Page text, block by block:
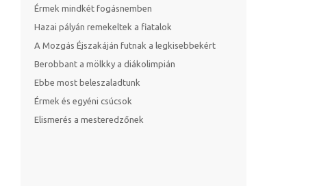
Érmek mindkét fogásnemben
Hazai pályán remekeltek a fiatalok
A Mozgás Éjszakáján futnak a legkisebbekért
Berobbant a mölkky a diákolimpián
Ebbe most beleszaladtunk
Érmek és egyéni csúcsok
Elismerés a mesteredzőnek